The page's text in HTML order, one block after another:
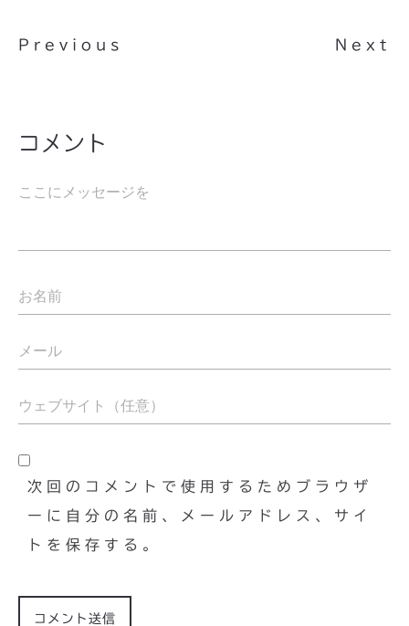
Previous Next
コメント
次回のコメントで使用するためブラウザ
ーに自分の名前、メールアドレス、サイ
トを保存する。